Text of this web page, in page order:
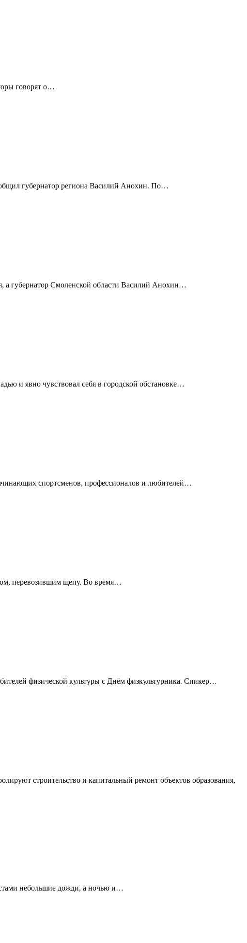
говорят о…
губернатор региона Василий Анохин. По…
а губернатор Смоленской области Василий Анохин…
и явно чувствовал себя в городской обстановке…
спортсменов, профессионалов и любителей…
перевозившим щепу. Во время…
физической культуры с Днём физкультурника. Спикер…
строительство и капитальный ремонт объектов образования,
небольшие дожди, а ночью и…